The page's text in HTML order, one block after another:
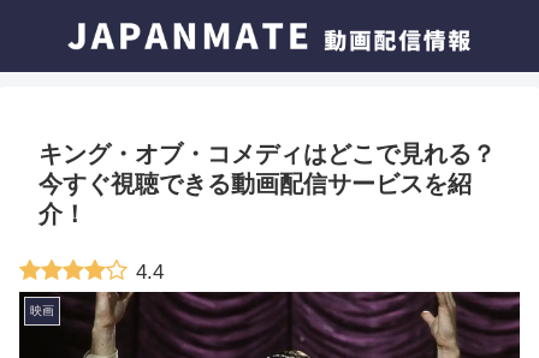
キング・オブ・コメディはどこで見れる？
今すぐ視聴できる動画配信サービスを紹
介！
4.4
映画